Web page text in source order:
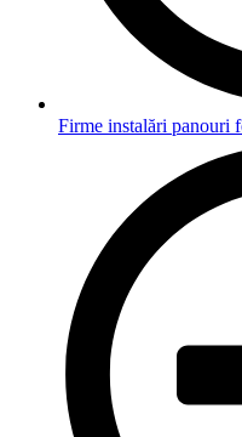
Firme instalări panouri